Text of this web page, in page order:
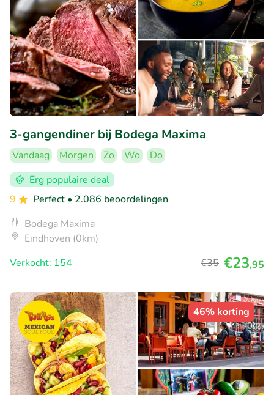
3-gangendiner bij Bodega Maxima
Vandaag Morgen Zo Wo
Do
Erg populaire deal
9
Perfect • 2.086 beoordelingen
Bodega Maxima
Eindhoven (0km)
Verkocht: 154
€35 €23,95
46% korting